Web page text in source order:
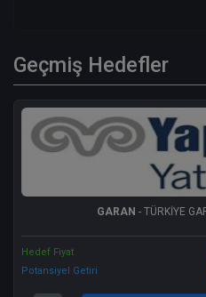
Geçmiş Hedefler
GARAN - TÜRKİYE
Hedef Fiyat
Potansiyel Getiri